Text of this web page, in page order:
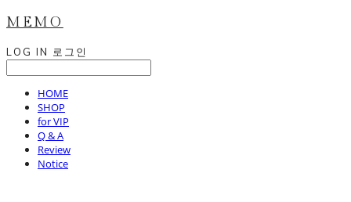
MEMO
LOG IN 로그인
HOME
SHOP
for VIP
Q & A
Review
Notice